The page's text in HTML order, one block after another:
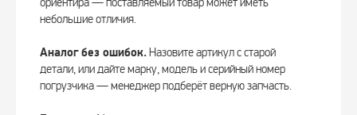
небольшие отличия.
Аналог без ошибок.Назовите артикул с старой
детали, или дайте марку, модель и серийный номер
погрузчика — менеджер подберёт верную запчасть.